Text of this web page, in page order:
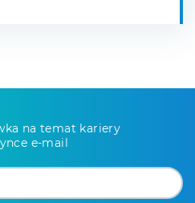
na temat kariery
e-mail